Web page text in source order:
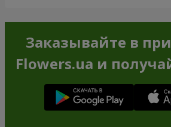
Заказывайте в
Flowers.ua и